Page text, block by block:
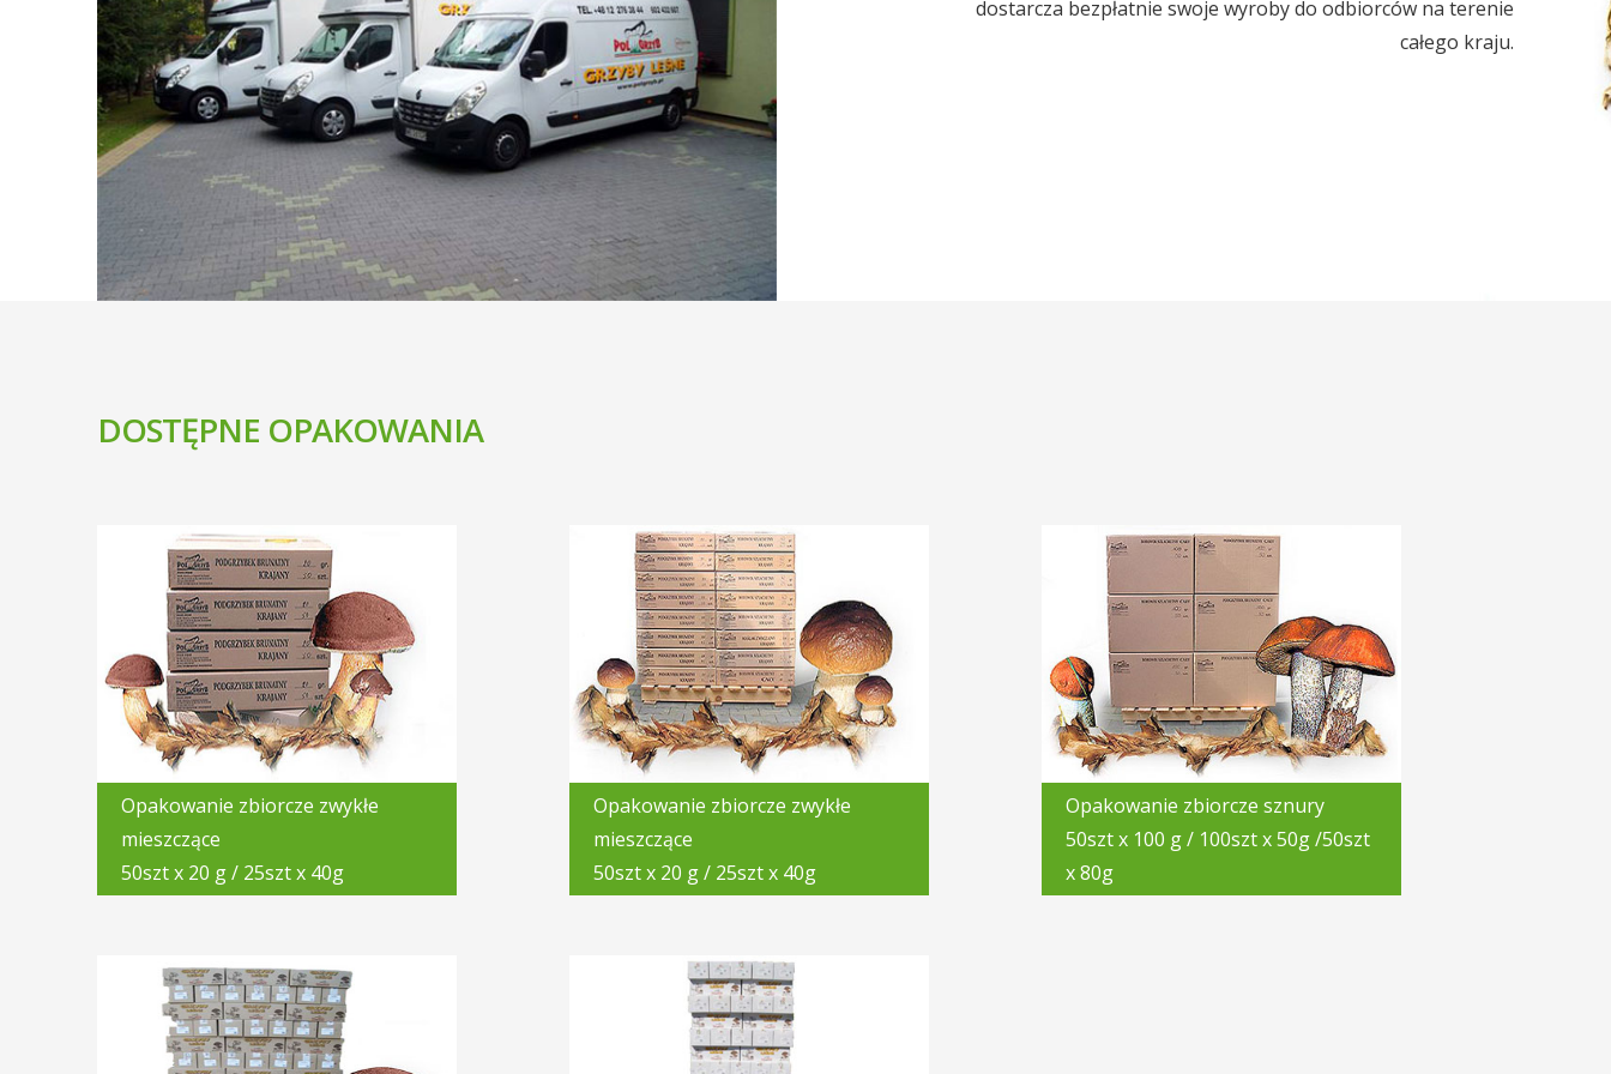
dostarcza bezpłatnie swoje wyroby do odbiorców na terenie
całego kraju.
DOSTĘPNE OPAKOWANIA
Opakowanie zbiorcze zwykłe
mieszczące
50szt x 20 g / 25szt x 40g
Opakowanie zbiorcze zwykłe
mieszczące
50szt x 20 g / 25szt x 40g
Opakowanie zbiorcze sznury
50szt x 100 g / 100szt x 50g /50szt
x 80g